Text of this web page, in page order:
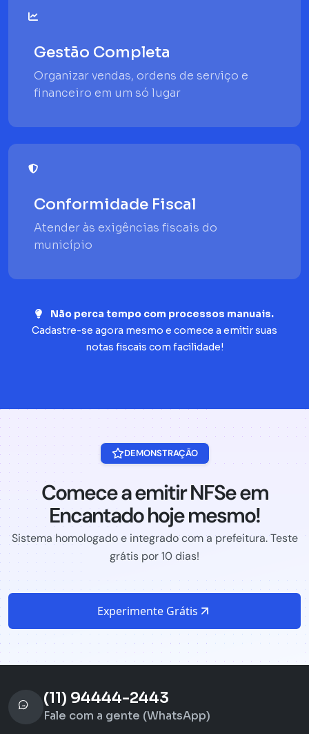
Gestão Completa
Organizar vendas, ordens de serviço e
financeiro em um só lugar
Conformidade Fiscal
Atender às exigências fiscais do
município
Não perca tempo com processos manuais.
Cadastre-se agora mesmo e comece a emitir suas
notas fiscais com facilidade!
DEMONSTRAÇÃO
Comece a emitir NFSe em
Encantado hoje mesmo!
Sistema homologado e integrado com a prefeitura. Teste
grátis por 10 dias!
Experimente Grátis
(11) 94444-2443
Fale com a gente (WhatsApp)